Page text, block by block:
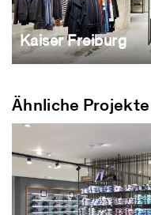
Kaiser Freiburg
Ähnliche Projekte